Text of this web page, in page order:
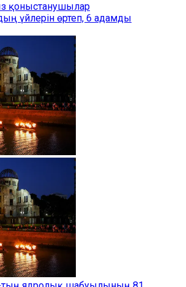
қоныстанушылар
үйлерін өртеп, 6 адамды